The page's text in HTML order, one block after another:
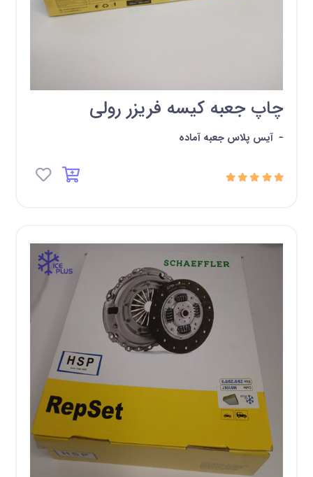
چاپ جعبه کیسه فریزر رولی
- آیس پلاس جعبه آماده